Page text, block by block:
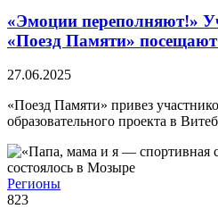
«Эмоции переполняют!»
«Поезд Памяти»
27.06.2025
«Поезд Памяти» привез
образовательного проекта в
Регионы
823